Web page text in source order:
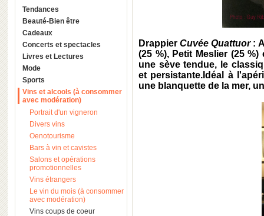
Tendances
Beauté-Bien être
Cadeaux
Concerts et spectacles
Livres et Lectures
Mode
Sports
Vins et alcools (à consommer
avec modération)
Portrait d'un vigneron
Divers vins
Oenotourisme
Bars à vin et cavistes
Salons et opérations
promotionnelles
Vins étrangers
Le vin du mois (à consommer
avec modération)
Vins coups de coeur
DrappierCuvée Quattuor:
(25 %), Petit Meslier (25
une sève tendue, le
et persistante.Idéal à
une blanquette de la mer,